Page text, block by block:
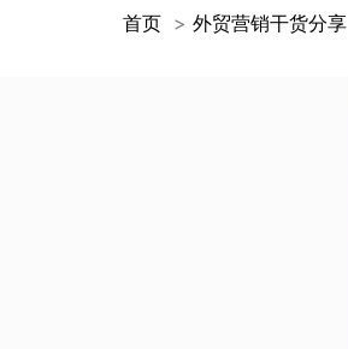
首页 外贸营销干货分享